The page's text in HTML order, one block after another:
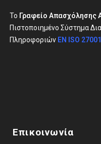
Το Γραφείο Απασχόλησης
Πιστοποιημένο Σύστημα
Πληροφοριών EN ISO
Επικοινωνία